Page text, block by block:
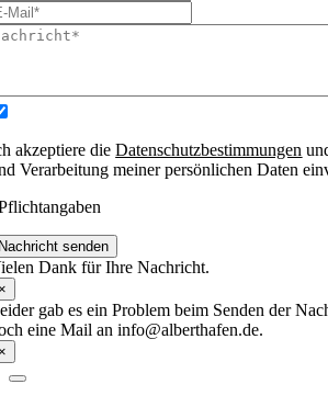
akzeptiere dieDatenschutzbestimmungen
Verarbeitung meiner persönlichen Daten
senden
Dank für Ihre Nachricht.
gab es ein Problem beim Senden der
eine Mail an info@alberthafen.de.